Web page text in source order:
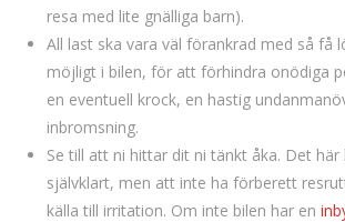
resa med lite gnälliga barn).
All last ska vara väl förankrad med så få
möjligt i bilen, för att förhindra onödiga
en eventuell krock, en hastig
inbromsning.
Se till att ni hittar dit ni tänkt åka. Det här
självklart, men att inte ha förberett
källa till irritation. Om inte bilen har en